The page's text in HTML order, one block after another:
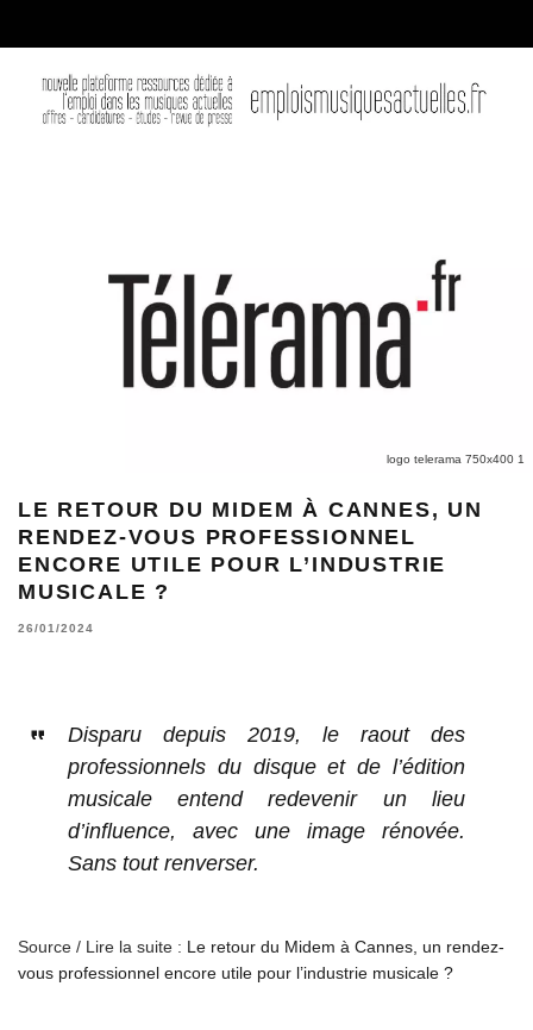
logo telerama 750x400 1
LE RETOUR DU MIDEM À CANNES, UN
RENDEZ-VOUS PROFESSIONNEL
ENCORE UTILE POUR L’INDUSTRIE
MUSICALE ?
26/01/2024
Disparu depuis 2019, le raout des
professionnels du disque et de l’édition
musicale entend redevenir un lieu
d’influence, avec une image rénovée.
Sans tout renverser.
Source / Lire la suite : Le retour du Midem à Cannes, un rendez-
vous professionnel encore utile pour l’industrie musicale ?